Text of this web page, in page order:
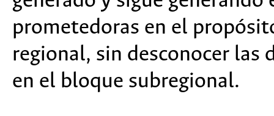
prometedoras en el
regional, sin desconocer las
en el bloque subregional.